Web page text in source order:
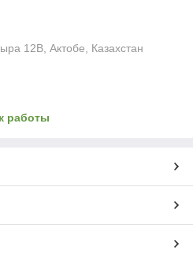
12В, Актобе, Казахстан
работы